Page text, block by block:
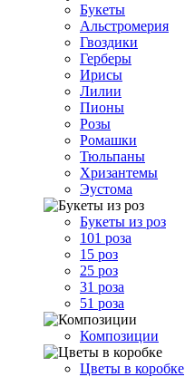
Букеты
Альстромерия
Гвоздики
Герберы
Ирисы
Лилии
Пионы
Розы
Ромашки
Тюльпаны
Хризантемы
Эустома
Букеты из роз
101 роза
15 роз
25 роз
31 роза
51 роза
Композиции
Цветы в коробке